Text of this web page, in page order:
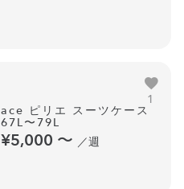
ace ピリエ スーツケース
67L〜79L
¥5,000 〜 ／週
1